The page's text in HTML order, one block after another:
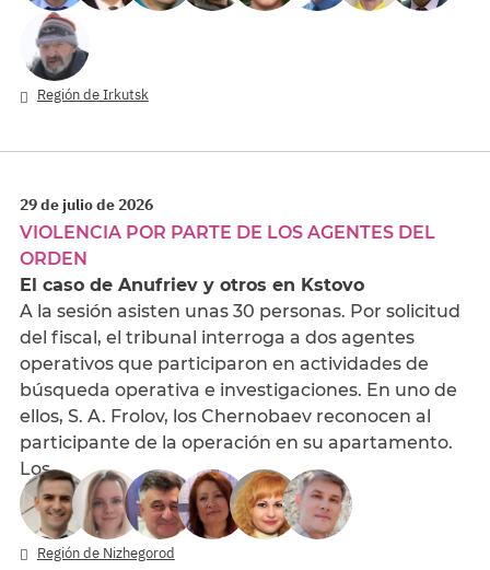
Región de Irkutsk
29 de julio de 2026
VIOLENCIA POR PARTE DE LOS AGENTES DEL
ORDEN
El caso de Anufriev y otros en Kstovo
A la sesión asisten unas 30 personas. Por solicitud
del fiscal, el tribunal interroga a dos agentes
operativos que participaron en actividades de
búsqueda operativa e investigaciones. En uno de
ellos, S. A. Frolov, los Chernobaev reconocen al
participante de la operación en su apartamento.
Los…
Región de Nizhegorod